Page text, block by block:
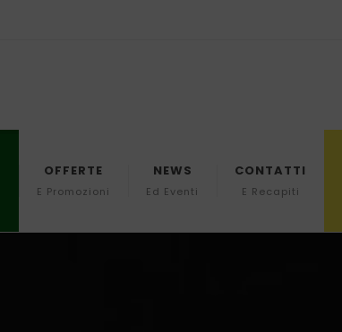
OFFERTE
E Promozioni
NEWS
Ed Eventi
CONTATTI
E Recapiti